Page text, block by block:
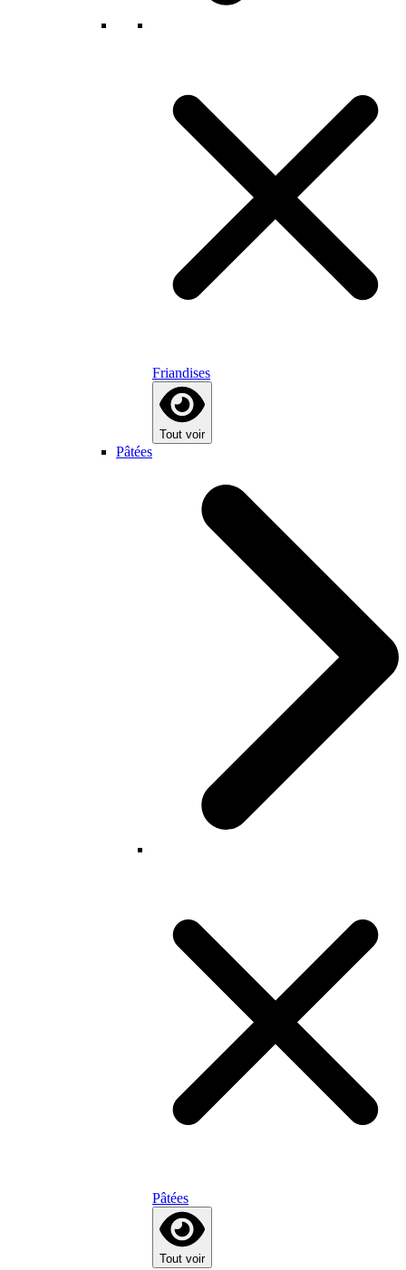
Friandises
Tout voir
Pâtées
Pâtées
Tout voir